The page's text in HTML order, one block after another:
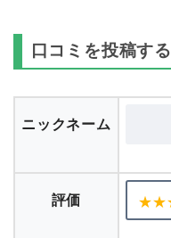
口コミを投稿する
ニックネーム
評価